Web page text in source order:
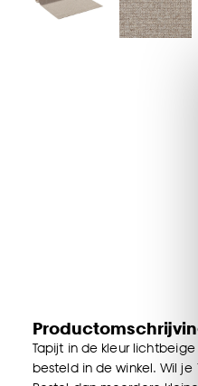
Tapijt in de kleur
besteld in de winkel. Wil